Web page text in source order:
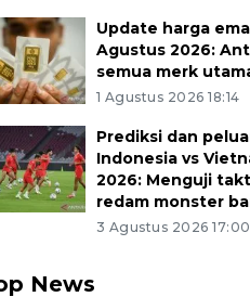
Update harga
Agustus 2026:
semua merk
1 Agustus 2026 18:14
Prediksi dan
Indonesia vs
2026: Menguji
redam monster
3 Agustus 2026 17:00
News